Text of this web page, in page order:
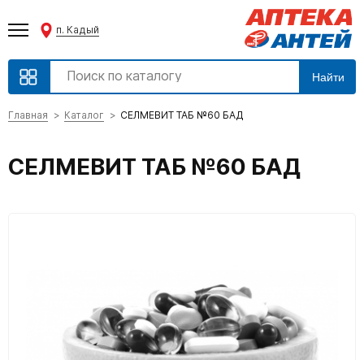
п. Кадый
Найти
Главная Каталог СЕЛМЕВИТ ТАБ №60 БАД
СЕЛМЕВИТ ТАБ №60 БАД